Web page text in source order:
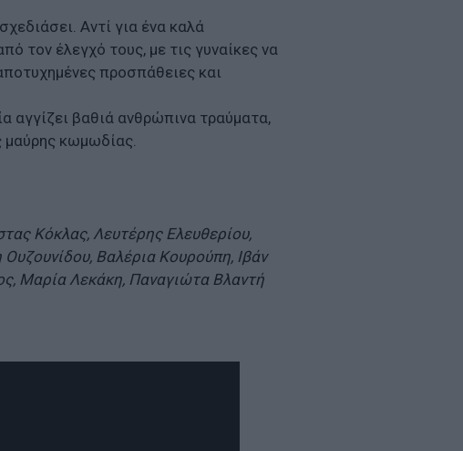
Αντί για ένα καλά
τον έλεγχό τους, με τις γυναίκες να
προσπάθειες και
αγγίζει βαθιά ανθρώπινα τραύματα,
μαύρης κωμωδίας.
Κόκλας, Λευτέρης Ελευθερίου,
Βαλέρια Κoυρούπη, Ιβάν
Μαρία Λεκάκη, Παναγιώτα Βλαντή